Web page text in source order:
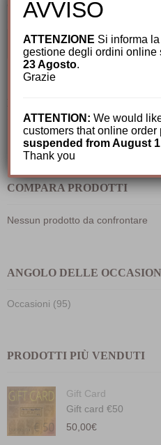
CERCA TRA I NOSTRI
Cerca:
Nessun prodotto nel carrello.
COMPARA PRODOTTI
Nessun prodotto da confrontare
ANGOLO DELLE
Occasioni (95)
PRODOTTI PIÙ VENDUTI
Gift Card
Gift card €50
50,00€
AVVISO
ATTENZIONE Si informa
gestione degli ordini online
23 Agosto.
Grazie
ATTENTION: We would
customers that online
suspended from August
Thank you